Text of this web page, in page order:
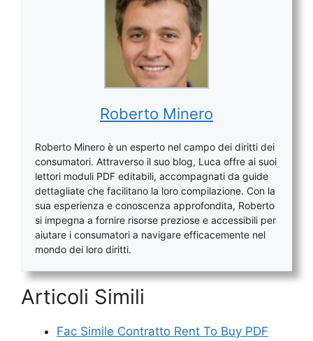
Roberto Minero
Roberto Minero è un esperto nel campo dei diritti dei
consumatori. Attraverso il suo blog, Luca offre ai suoi
lettori moduli PDF editabili, accompagnati da guide
dettagliate che facilitano la loro compilazione. Con la
sua esperienza e conoscenza approfondita, Roberto
si impegna a fornire risorse preziose e accessibili per
aiutare i consumatori a navigare efficacemente nel
mondo dei loro diritti.
Articoli Simili
Fac Simile Contratto Rent To Buy PDF